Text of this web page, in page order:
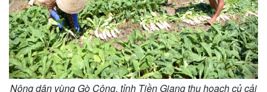
Nông dân vùng Gò Công, tỉnh Tiền Giang thu hoạch củ cải